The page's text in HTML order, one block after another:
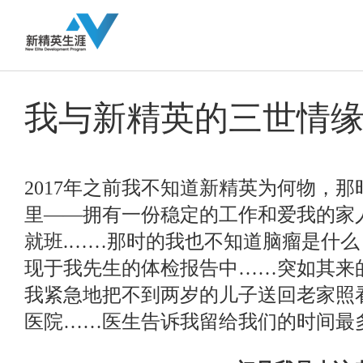
我与新精英的三世情
2017年之前我不知道新精英为何物，
里——拥有一份稳定的工作和爱我的家
就班.……那时的我也不知道脑瘤是什么
现于我先生的体检报告中……突如其来
我紧急地把不到两岁的儿子送回老家
医院……医生告诉我留给我们的时间